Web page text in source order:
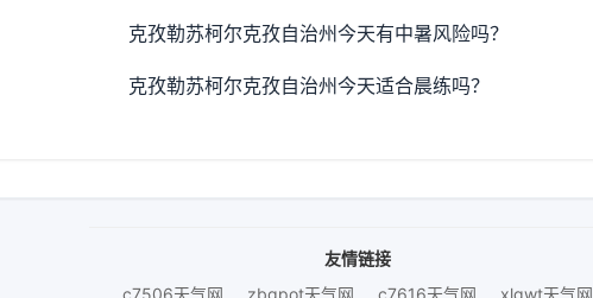
克孜勒苏柯尔克孜自治州今天有中暑风险吗？
克孜勒苏柯尔克孜自治州今天适合晨练吗？
友情链接
c7506天气网
zbgpot天气网 c7616天气网 xlgwt天气网